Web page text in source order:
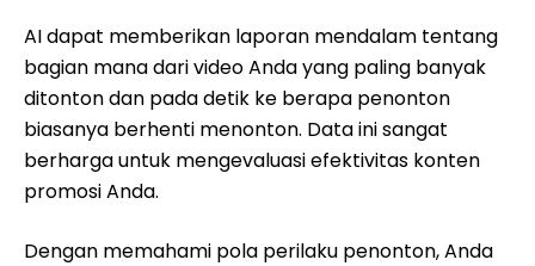
AI dapat memberikan laporan mendalam tentang
bagian mana dari video Anda yang paling banyak
ditonton dan pada detik ke berapa penonton
biasanya berhenti menonton. Data ini sangat
berharga untuk mengevaluasi efektivitas konten
promosi Anda.
Dengan memahami pola perilaku penonton, Anda